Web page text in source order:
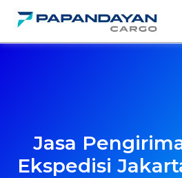
Lewati
konten
Jasa
Ekspedisi